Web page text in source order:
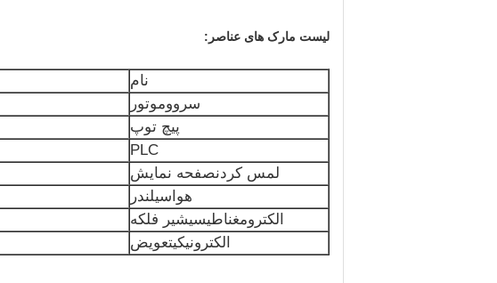
لیست مارک های عناصر:
نام
سرووموتور
پیچ توپ
PLC
لمس كردنصفحه نمایش
هوا سیلندر
الکترومغناطیسیشیر فلکه
الکترونیکیتعویض